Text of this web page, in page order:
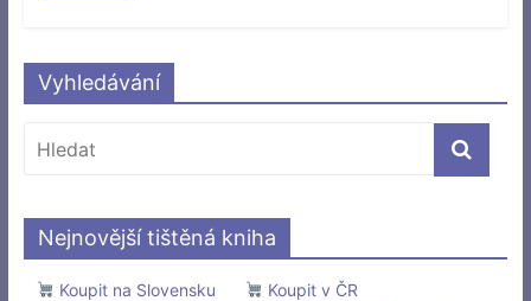
Vyhledávání
Nejnovější tištěná kniha
Koupit na Slovensku
Koupit v ČR